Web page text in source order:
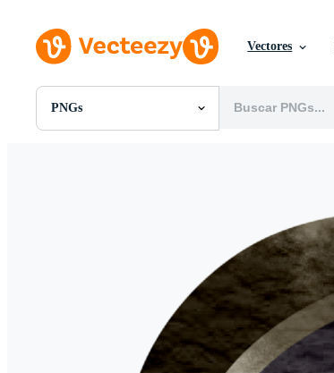
Vectores
PNGs
Todas Imágenes
Gráficos en Movimiento
Imágenes Editoriales
Eventos Editoriales